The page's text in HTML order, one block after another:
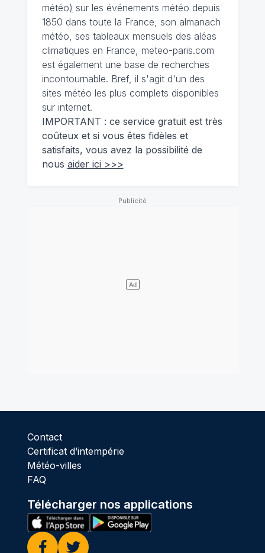
météo) sur les événements météo depuis
1850 dans toute la France, son almanach
météo, ses tableaux mensuels des aléas
climatiques en France, meteo-paris.com
est également une base de recherches
incontournable. Bref, il s'agit d'un des
sites météo les plus complets disponibles
sur internet.
IMPORTANT : ce service gratuit est très
coûteux et si vous êtes fidèles et
satisfaits, vous avez la possibilité de
nous aider ici >>>
Contact
Certificat d’intempérie
Météo-villes
FAQ
Télécharger nos applications